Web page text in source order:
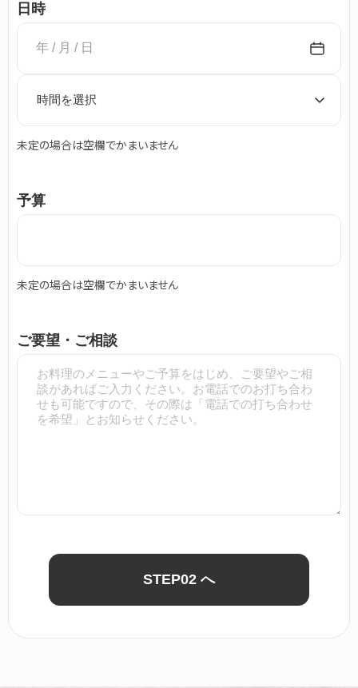
日時
年 / 月 / 日
未定の場合は空欄でかまいません
予算
未定の場合は空欄でかまいません
ご要望・ ご相談
STEP02 へ